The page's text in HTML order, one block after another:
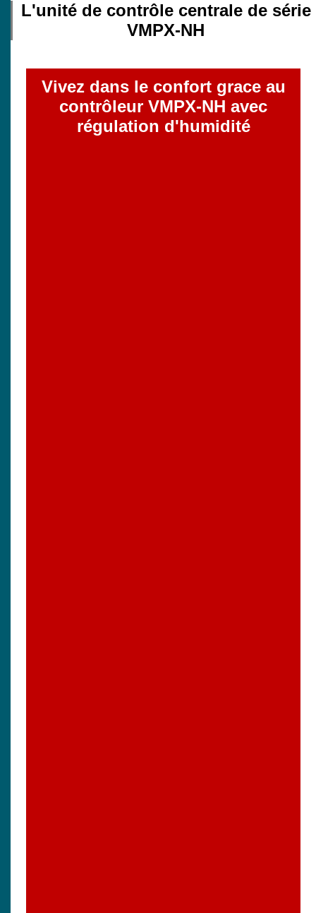
L'unité de contrôle centrale de série
VMPX-NH
Vivez dans le confort grace au
contrôleur VMPX-NH avec
régulation d'humidité